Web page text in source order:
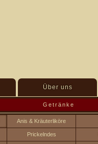
Über uns
Getränke
Anis & Kräuterliköre
Prickelndes